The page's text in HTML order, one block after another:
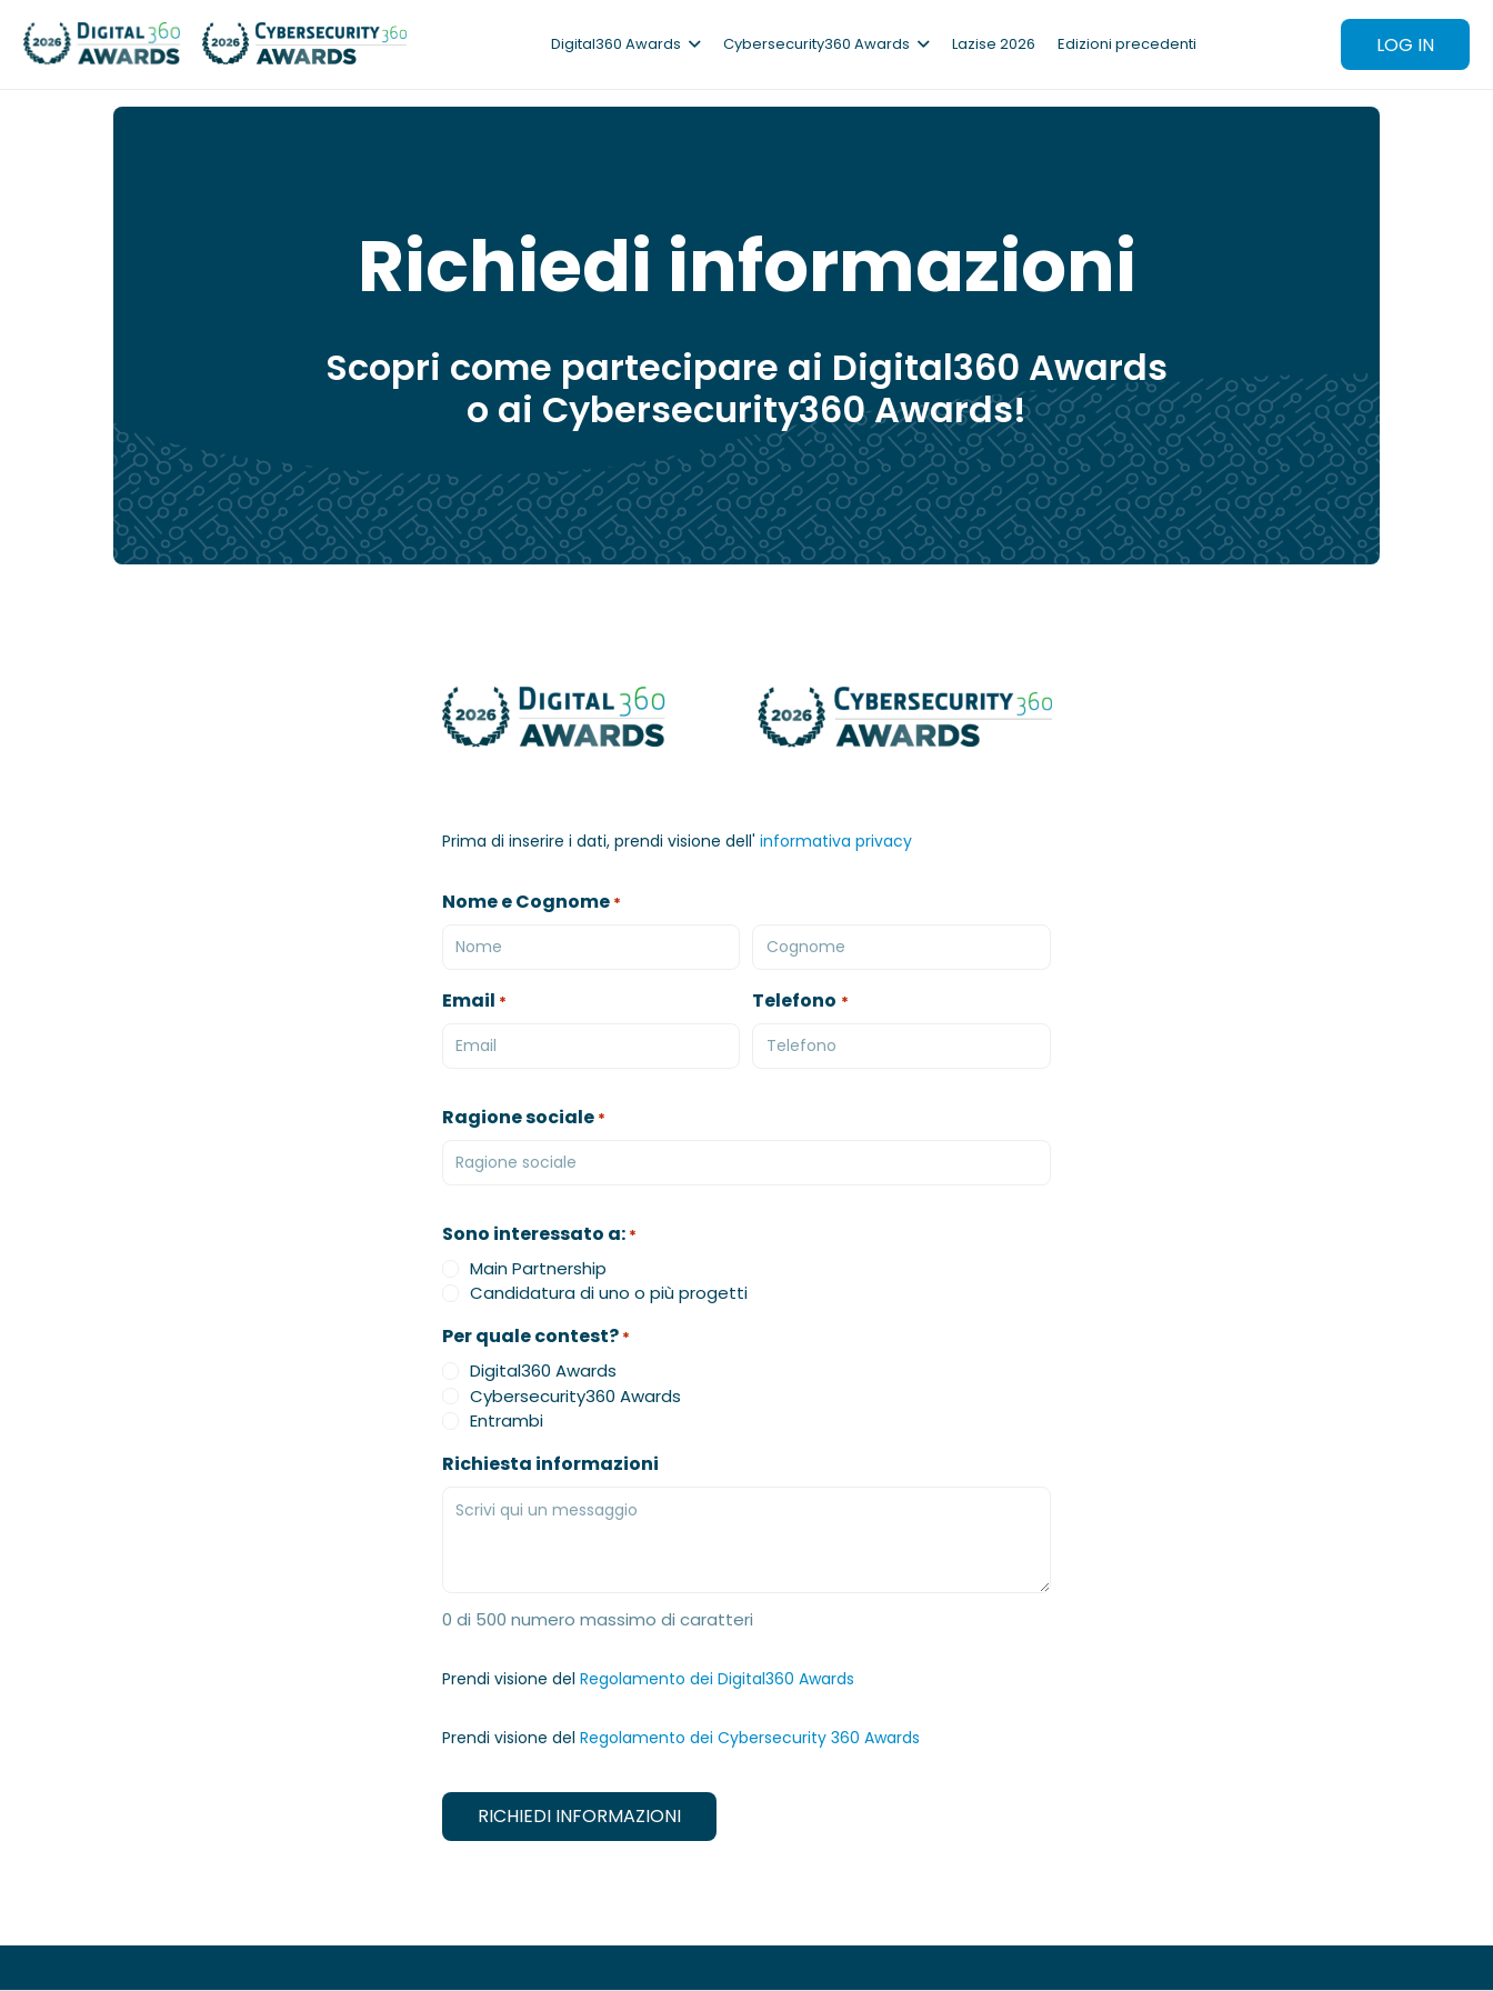
Digital360 Awards Cybersecurity360 Awards Lazise 2026 Edizioni precedenti LOG IN
Richiedi informazioni
Scopri come partecipare ai Digital360 Awards
o ai Cybersecurity360 Awards!
Prima di inserire i dati, prendi visione dell' informativa privacy
Nome e Cognome *
Email * Telefono *
Ragione sociale *
Sono interessato a: *
Main Partnership
Candidatura di uno o più progetti
Per quale contest? *
Digital360 Awards
Cybersecurity360 Awards
Entrambi
Richiesta informazioni
0 di 500 numero massimo di caratteri
Prendi visione del Regolamento dei Digital360 Awards
Prendi visione del Regolamento dei Cybersecurity 360 Awards